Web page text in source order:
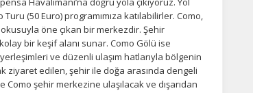
(50 Euro) programımıza katılabilirler. Como,
öne çıkan bir merkezdir. Şehir
bir keşif alanı sunar. Como Gölü ise
ve düzenli ulaşım hatlarıyla bölgenin
ziyaret edilen, şehir ile doğa arasında dengeli
şehir merkezine ulaşılacak ve dışarıdan